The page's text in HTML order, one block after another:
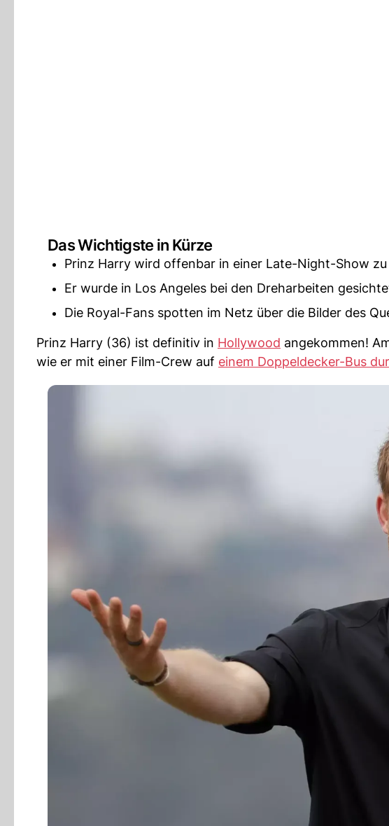
Das Wichtigste in Kürze
Prinz Harry wird offenbar in einer Late-Night-Show zu
Er wurde in Los Angeles bei den Dreharbeiten
Die Royal-Fans spotten im Netz über die Bilder des
Prinz Harry (36) ist definitiv in Hollywood angekommen!
wie er mit einer Film-Crew auf einem Doppeldecker-Bus